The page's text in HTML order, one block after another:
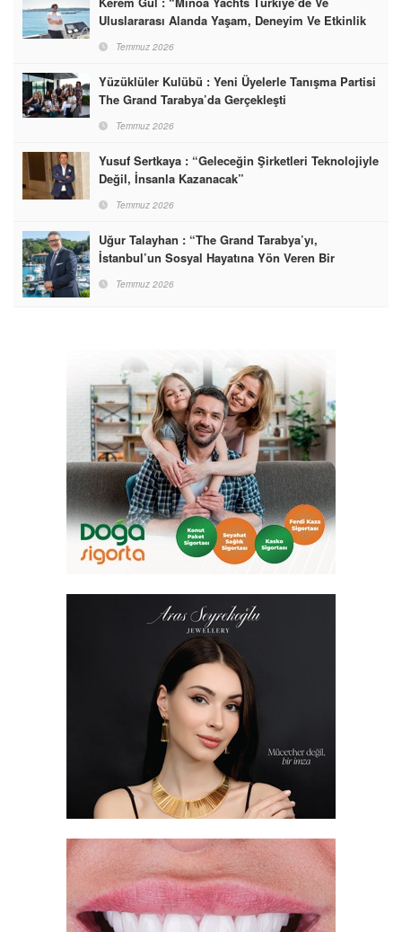
Uluslararası Alanda Yaşam, Deneyim Ve Etkinlik
Markası Olacak”
Temmuz 2026
Yüzüklüler Kulübü : Yeni Üyelerle Tanışma Partisi
The Grand Tarabya’da Gerçekleşti
Temmuz 2026
Yusuf Sertkaya : “Geleceğin Şirketleri Teknolojiyle
Değil, İnsanla Kazanacak”
Temmuz 2026
Uğur Talayhan : “The Grand Tarabya’yı,
İstanbul’un Sosyal Hayatına Yön Veren Bir
Destinasyon Haline Getirmeyi Hedefliyorum”
Temmuz 2026